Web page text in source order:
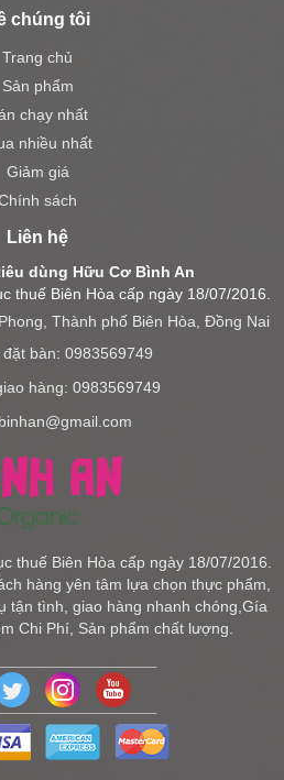
chúng tôi
Trang chủ
Sản phẩm
chạy nhất
nhiều nhất
Giảm giá
sách
Liên hệ
dùng Hữu Cơ Bình An
thuế Biên Hòa cấp ngày 18/07/2016.
Thành phố Biên Hòa, Đồng Nai
đặt bàn: 0983569749
hàng: 0983569749
thuế Biên Hòa cấp ngày 18/07/2016.
hàng yên tâm lựa chọn thực phẩm,
tận tình, giao hàng nhanh chóng,Gía
Chi Phí, Sản phẩm chất lượng.